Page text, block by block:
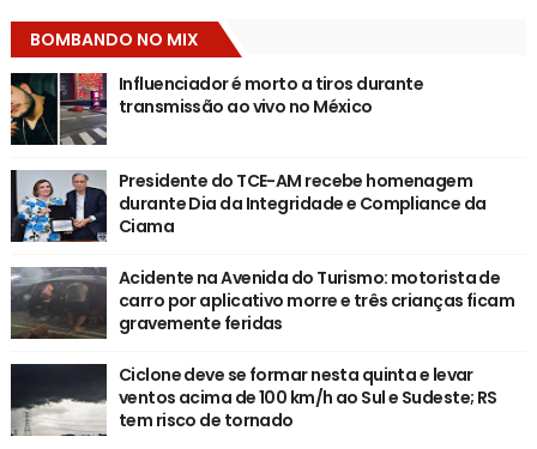
BOMBANDO NO MIX
Influenciador é morto a tiros durante
transmissão ao vivo no México
Presidente do TCE-AM recebe homenagem
durante Dia da Integridade e Compliance da
Ciama
Acidente na Avenida do Turismo: motorista de
carro por aplicativo morre e três crianças ficam
gravemente feridas
Ciclone deve se formar nesta quinta e levar
ventos acima de 100 km/h ao Sul e Sudeste; RS
tem risco de tornado